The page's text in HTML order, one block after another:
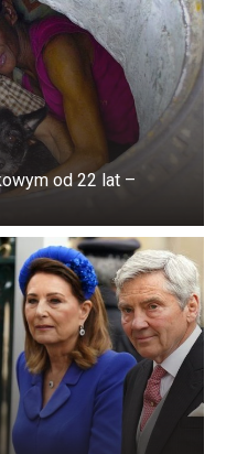
się popularne wśród
nadzieję, że dzięki
A to ze wglądu
nasiąka atramentem,
jest ponownie
to niesamowite
że jeden z
dotychczas
trafi na
Biblia hebrajska
może zostać
50 mln dolarów
od 22 lat –